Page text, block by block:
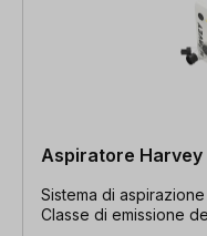
Aspiratore Harvey
Sistema di
Classe di emissione